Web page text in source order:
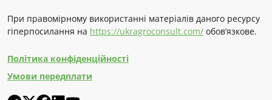
При правомірному використанні матеріалів даного ресурсу
гіперпосилання на https://ukragroconsult.com/ обов’язкове.
Політика конфіденційності
Умови передплати